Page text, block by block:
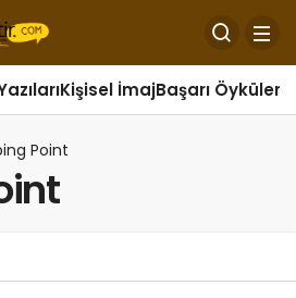
Kişisel İmajBaşarı Öyküleri
Point